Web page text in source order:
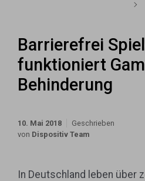
Barrierefrei
funktioniert
Behinderung
10. Mai 2018
Geschrieben
von Dispositiv Team
In Deutschland leben über